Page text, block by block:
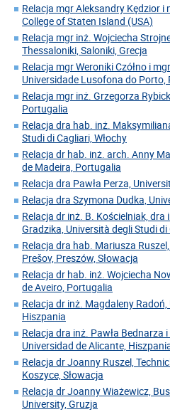
Relacja mgr Aleksandry Kędzior i
College of Staten Island (USA)
Relacja mgr inż. Wojciecha
Thessaloniki, Saloniki, Grecja
Relacja mgr Weroniki Czółno i
Universidade Lusofona do Porto,
Relacja mgr inż. Grzegorza
Portugalia
Relacja dra hab. inż.
Studi di Cagliari, Włochy
Relacja dr hab. inż. arch. Anny
de Madeira, Portugalia
Relacja dra Pawła Perza,
Relacja dra Szymona Dudka,
Relacja dr inż. B. Kościelniak,
Gradzika, Università degli Studi di
Relacja dra hab. Mariusza
Prešov, Preszów, Słowacja
Relacja dr hab. inż. Wojciecha
de Aveiro, Portugalia
Relacja dr inż. Magdaleny
Hiszpania
Relacja dra inż. Pawła
Universidad de Alicante,
Relacja dr Joanny Ruszel,
Koszyce, Słowacja
Relacja dr Joanny Wiażewicz,
University, Gruzja